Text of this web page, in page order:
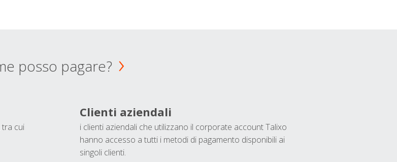
posso pagare?
tra cui
Clienti aziendali
i clienti aziendali che utilizzano il corporate account Talixo
hanno accesso a tutti i metodi di pagamento disponibili ai
singoli clienti.